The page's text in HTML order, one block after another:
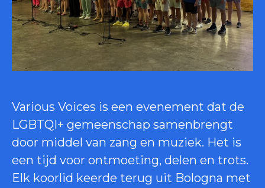
Various Voices is een evenement dat de
LGBTQI+ gemeenschap samenbrengt
door middel van zang en muziek. Het is
een tijd voor ontmoeting, delen en trots.
Elk koorlid keerde terug uit Bologna met